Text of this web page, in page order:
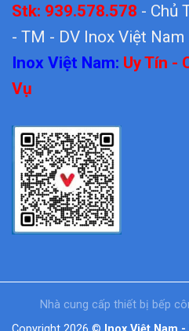
Stk: 939.578.578 - Chủ
- TM - DV Inox Việt Nam
Inox Việt Nam: Uy Tín -
Vụ
Nhà cung cấp thiết bị bếp